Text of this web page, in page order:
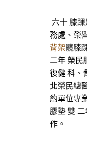
六十 膝
務處、榮
背架髖膝
二年 榮民
復健 科、
北榮民總
約單位專
膠墊 雙
作。